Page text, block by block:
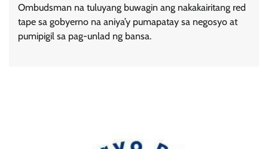
Ombudsman na tuluyang buwagin ang nakakairitang red
tape sa gobyerno na aniya’y pumapatay sa negosyo at
pumipigil sa pag-unlad ng bansa.